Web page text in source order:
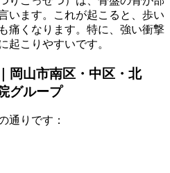
います。これが起こると、歩い
痛くなります。特に、強い衝撃
起こりやすいです。
岡山市南区・中区・北
グループ
通りです：